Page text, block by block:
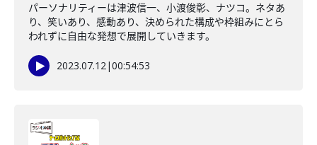
パーソナリティーは津波信一、小渡俊彰、ナツコ。ネタあ
り、笑いあり、感動あり、決められた構成や枠組みにとら
われずに自由な発想で展開していきます。
2023.07.12|00:54:53